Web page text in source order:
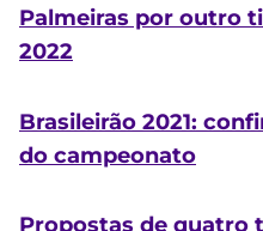
Palmeiras por outro
2022
Brasileirão 2021:
do campeonato
Propostas de quatro